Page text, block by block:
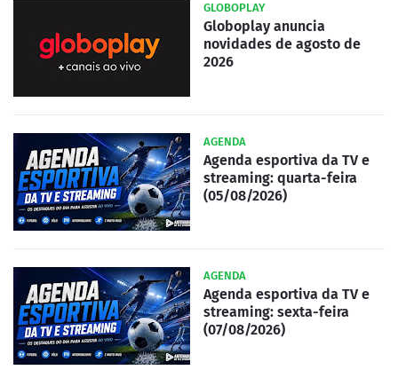
GLOBOPLAY
Globoplay anuncia
novidades de agosto de
2026
AGENDA
Agenda esportiva da TV e
streaming: quarta-feira
(05/08/2026)
AGENDA
Agenda esportiva da TV e
streaming: sexta-feira
(07/08/2026)